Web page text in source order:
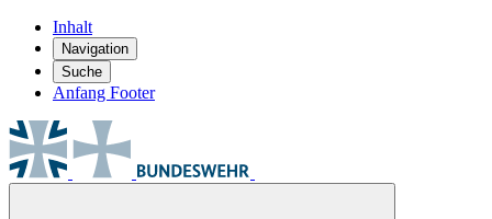
Inhalt
Navigation
Suche
Anfang Footer